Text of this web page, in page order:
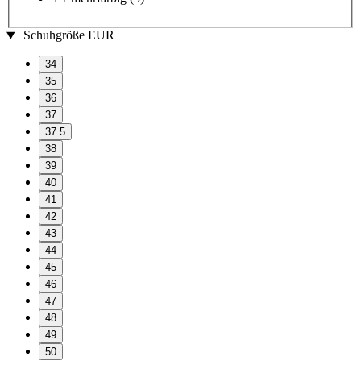
Schuhgröße EUR
34
35
36
37
37.5
38
39
40
41
42
43
44
45
46
47
48
49
50